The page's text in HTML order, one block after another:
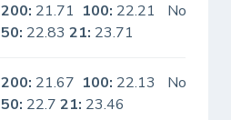
200: 21.71 100: 22.21
50: 22.8321: 23.71
No
200: 21.67 100: 22.13
50: 22.721: 23.46
No